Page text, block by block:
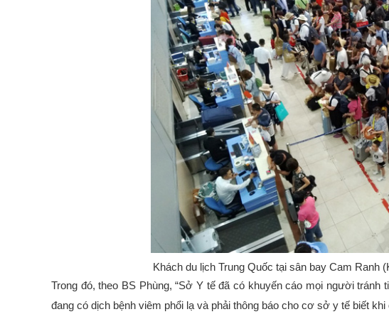
Khách du lịch Trung Quốc tại sân bay Cam Ranh
Trong đó, theo BS Phùng, “Sở Y tế đã có khuyến cáo mọi người
đang có dịch bệnh viêm phổi lạ và phải thông báo cho cơ sở y tế biết